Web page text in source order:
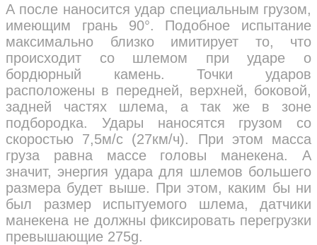
А после наносится удар специальным грузом,
имеющим грань 90°. Подобное испытание
максимально близко имитирует то, что
происходит со шлемом при ударе о
бордюрный камень. Точки ударов
расположены в передней, верхней, боковой,
задней частях шлема, а так же в зоне
подбородка. Удары наносятся грузом со
скоростью 7,5м/с (27км/ч). При этом масса
груза равна массе головы манекена. А
значит, энергия удара для шлемов большего
размера будет выше. При этом, каким бы ни
был размер испытуемого шлема, датчики
манекена не должны фиксировать перегрузки
превышающие 275g.